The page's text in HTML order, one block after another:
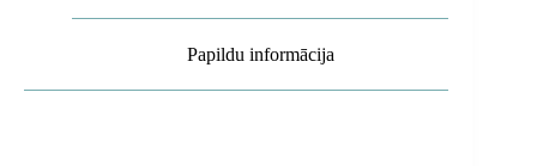
Papildu informācija